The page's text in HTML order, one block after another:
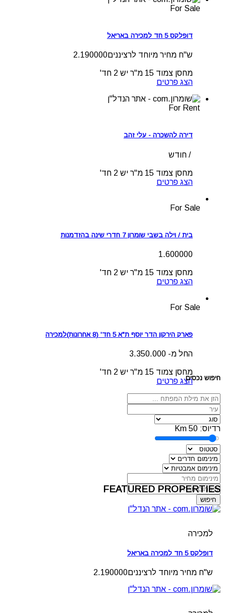
For Sale
דופלקס 5 חד למכירה באריאל
ש"ח מחיר מיוחד לרציננים2.190000
מחסן צמוד 15 מ"ר יש 2 חד'
הצג פרטים
For Rent
דירה להשכרה - עלי זהב
/ חודש
מחסן צמוד 15 מ"ר יש 2 חד'
הצג פרטים
For Sale
בית / וילה בשבי שומרון 7 חדרי שינה בהזדמנות
1.600000
מחסן צמוד 15 מ"ר יש 2 חד'
הצג פרטים
For Sale
פארק הירקון הדר יוסף ת"א 5 חד' (8 אחרונות)למכירה
החל מ- 3.350.000
מחסן צמוד 15 מ"ר יש 2 חד'
הצג פרטיםחיפוש נכסים
רדיוס: 50
חיפוש
FEATURED PROPERTIES
למכירה
דופלקס 5 חד למכירה באריאל
ש"ח מחיר מיוחד לרציננים2.190000